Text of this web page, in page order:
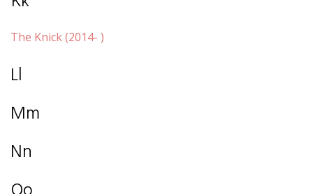
The Knick (2014- )
Mm
Nn
Oo